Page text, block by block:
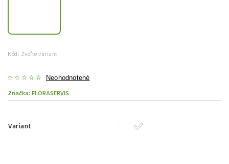
Kód: Zvoľte variant
Neohodnotené
Značka: FLORASERVIS
Variant